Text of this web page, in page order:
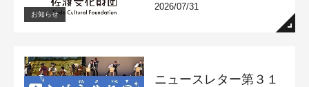
お知らせ
2026/07/31
ニュースレター第３１